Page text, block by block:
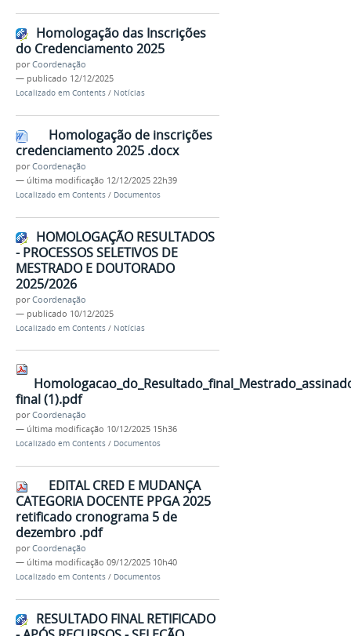
Homologação das Inscrições
do Credenciamento 2025
porCoordenação
— publicado 12/12/2025
Localizado em Contents / Notícias
Homologação de inscrições
credenciamento 2025 .docx
porCoordenação
— última modificação 12/12/2025 22h39
Localizado em Contents / Documentos
HOMOLOGAÇÃO RESULTADOS
- PROCESSOS SELETIVOS DE
MESTRADO E DOUTORADO
2025/2026
porCoordenação
— publicado 10/12/2025
Localizado em Contents / Notícias
final (1).pdf
porCoordenação
— última modificação 10/12/2025 15h36
Localizado em Contents / Documentos
EDITAL CRED E MUDANÇA
CATEGORIA DOCENTE PPGA 2025
retificado cronograma 5 de
dezembro .pdf
porCoordenação
— última modificação 09/12/2025 10h40
Localizado em Contents / Documentos
RESULTADO FINAL RETIFICADO